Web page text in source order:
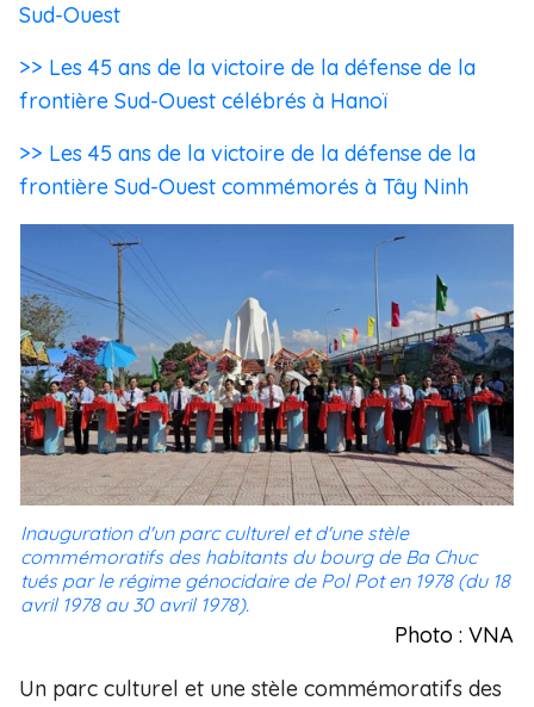
Sud-Ouest
>> Les 45 ans de la victoire de la défense de la
frontière Sud-Ouest célébrés à Hanoï
>> Les 45 ans de la victoire de la défense de la
frontière Sud-Ouest commémorés à Tây Ninh
Inauguration d'un parc culturel et d'une stèle
commémoratifs des habitants du bourg de Ba Chuc
tués par le régime génocidaire de Pol Pot en 1978 (du 18
avril 1978 au 30 avril 1978).
Photo : VNA
Un parc culturel et une stèle commémoratifs des